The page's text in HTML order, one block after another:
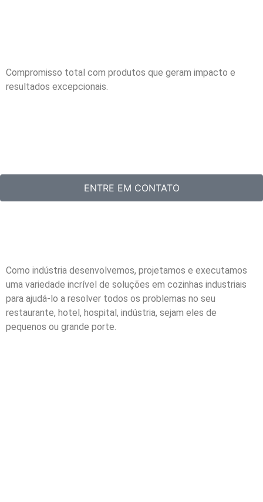
Compromisso total com produtos que geram impacto e
resultados excepcionais.
ENTRE EM CONTATO
Como indústria desenvolvemos, projetamos e executamos
uma variedade incrível de soluções em cozinhas industriais
para ajudá-lo a resolver todos os problemas no seu
restaurante, hotel, hospital, indústria, sejam eles de
pequenos ou grande porte.